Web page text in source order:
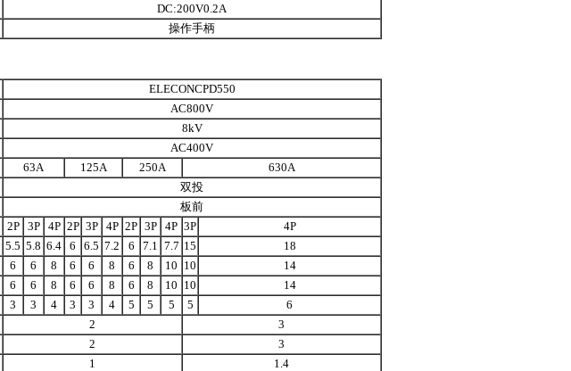
DC:200V0.2A
操作手柄
ELECONCPD550
AC800V
8kV
AC400V
63A 125A 250A
630A
双投
板前
2P 3P 4P 2P 3P 4P 2P 3P 4P 3P
4P
5.5 5.8 6.4 6 6.5 7.2 6 7.1 7.7 15 18
6 6 8 6 6 8 6 8 10 10
14
6 6 8 6 6 8 6 8 10 10
14
3 3 4 3 3 4 5 5 5 5 6
2
3
2
3
1
1.4